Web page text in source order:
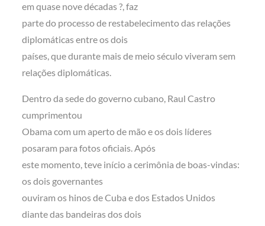
em quase nove décadas ?, faz
parte do processo de restabelecimento das relações
diplomáticas entre os dois
países, que durante mais de meio século viveram sem
relações diplomáticas.
Dentro da sede do governo cubano, Raul Castro
cumprimentou
Obama com um aperto de mão e os dois líderes
posaram para fotos oficiais. Após
este momento, teve início a cerimônia de boas-vindas:
os dois governantes
ouviram os hinos de Cuba e dos Estados Unidos
diante das bandeiras dos dois